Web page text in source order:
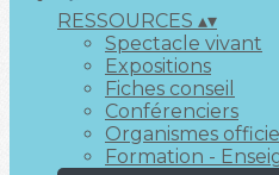
RESSOURCES ▴▾
Spectacle vivant
Expositions
Fiches conseil
Conférenciers
Organismes
Formation -